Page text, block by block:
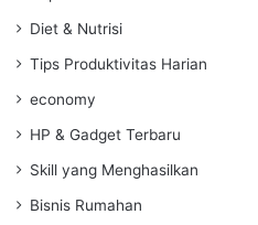
Diet & Nutrisi
Tips Produktivitas Harian
economy
HP & Gadget Terbaru
Skill yang Menghasilkan
Bisnis Rumahan